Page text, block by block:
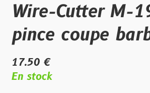
Wire-Cutter M-
pince coupe
17.50 €
En stock